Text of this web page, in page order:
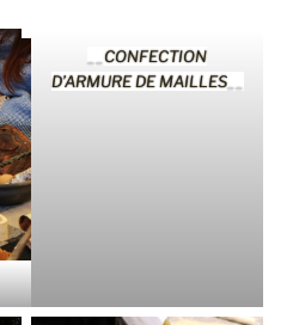
CONFECTION
D’ARMURE DE MAILLES__